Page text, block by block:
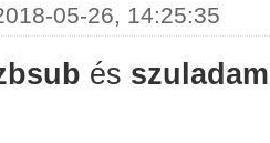
05-26, 14:25:35
és